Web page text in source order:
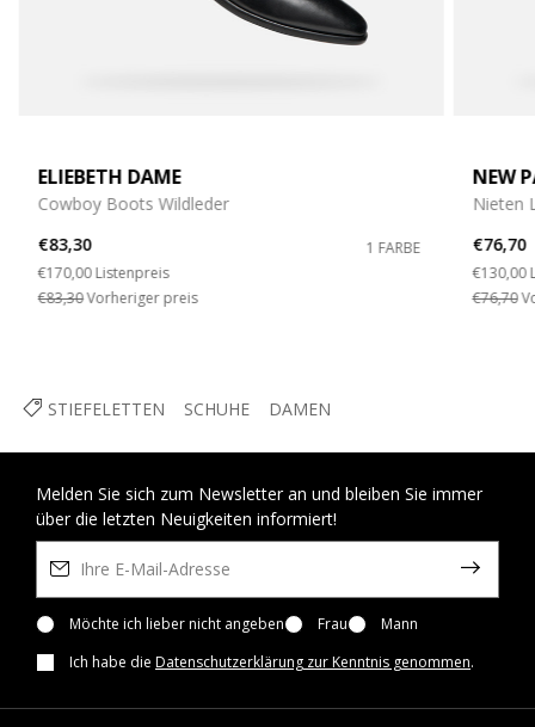
STIEFELETTEN SCHUHE DAMEN
ELIEBETH DAME
Cowboy Boots Wildleder
€83,30
1 FARBE
Price reduced from
€170,00to
Listenpreis
€83,30Vorheriger preis
NEW
Nieten
€76,70
Price
€130,00
€76,70
Melden Sie sich zum Newsletter an und bleiben Sie immer
über die letzten Neuigkeiten informiert!
Möchte ich lieber nicht angeben Frau
Mann
Ich habe die Datenschutzerklärung zur Kenntnis genommen.